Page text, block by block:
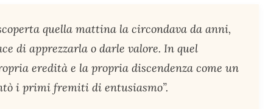
quella mattina la circondava da anni,
di apprezzarla o darle valore. In quel
eredità e la propria discendenza come un
i primi fremiti di entusiasmo”.